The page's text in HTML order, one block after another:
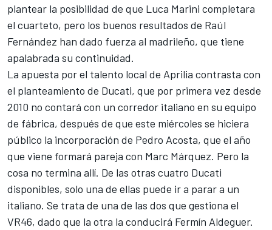
plantear la posibilidad de que Luca Marini completara
el cuarteto, pero los buenos resultados de Raúl
Fernández han dado fuerza al madrileño, que tiene
apalabrada su continuidad.
La apuesta por el talento local de Aprilia contrasta con
el planteamiento de Ducati, que por primera vez desde
2010 no contará con un corredor italiano en su equipo
de fábrica, después de que este miércoles se hiciera
público la incorporación de Pedro Acosta, que el año
que viene formará pareja con Marc Márquez. Pero la
cosa no termina allí. De las otras cuatro Ducati
disponibles, solo una de ellas puede ir a parar a un
italiano. Se trata de una de las dos que gestiona el
VR46, dado que la otra la conducirá Fermín Aldeguer.